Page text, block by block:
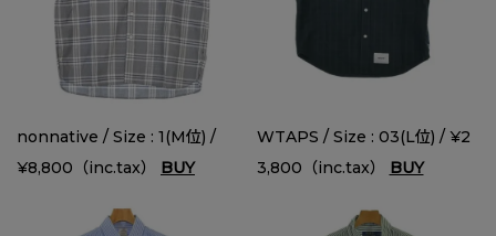
nonnative / Size : 1(M位) /
¥8,800（inc.tax） BUY
WTAPS / Size : 03(L位) / ¥2
3,800（inc.tax） BUY